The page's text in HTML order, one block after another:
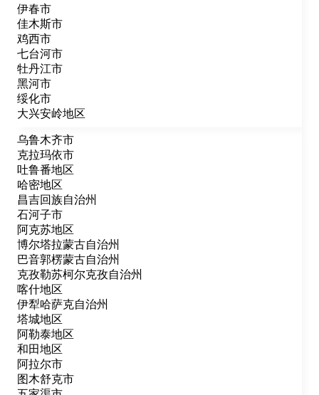
伊春市
佳木斯市
鸡西市
七台河市
牡丹江市
黑河市
绥化市
大兴安岭地区
乌鲁木齐市
克拉玛依市
吐鲁番地区
哈密地区
昌吉回族自治州
石河子市
阿克苏地区
博尔塔拉蒙古自治州
巴音郭楞蒙古自治州
克孜勒苏柯尔克孜自治州
喀什地区
伊犁哈萨克自治州
塔城地区
阿勒泰地区
和田地区
阿拉尔市
图木舒克市